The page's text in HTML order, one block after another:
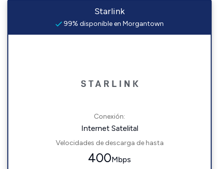
Starlink
99% disponible en Morgantown
Conexión:
Internet Satelital
Velocidades de descarga de hasta
400Mbps